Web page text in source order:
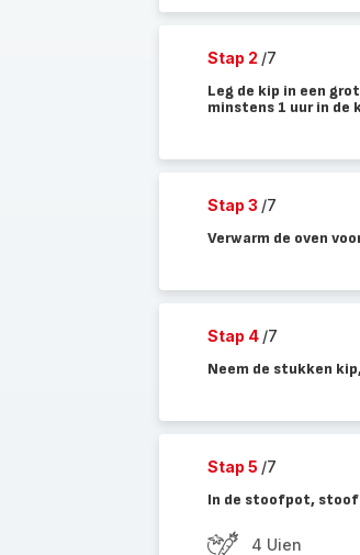
Stap 2 /7
Leg de kip in een
minstens 1 uur in de
Stap 3 /7
Verwarm de oven
Stap 4 /7
Neem de stukken
Stap 5 /7
In de stoofpot, stoof
4 Uien